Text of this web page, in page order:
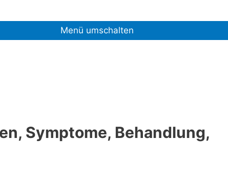
Menü umschalten
Symptome, Behandlung,